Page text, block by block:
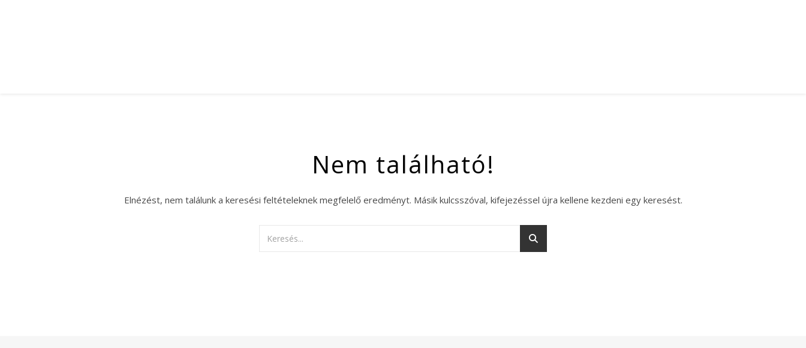
Nem található!
Elnézést, nem találunk a keresési feltételeknek megfelelő eredményt. Másik kulcsszóval, kifejezéssel újra kellene kezdeni egy keresést.